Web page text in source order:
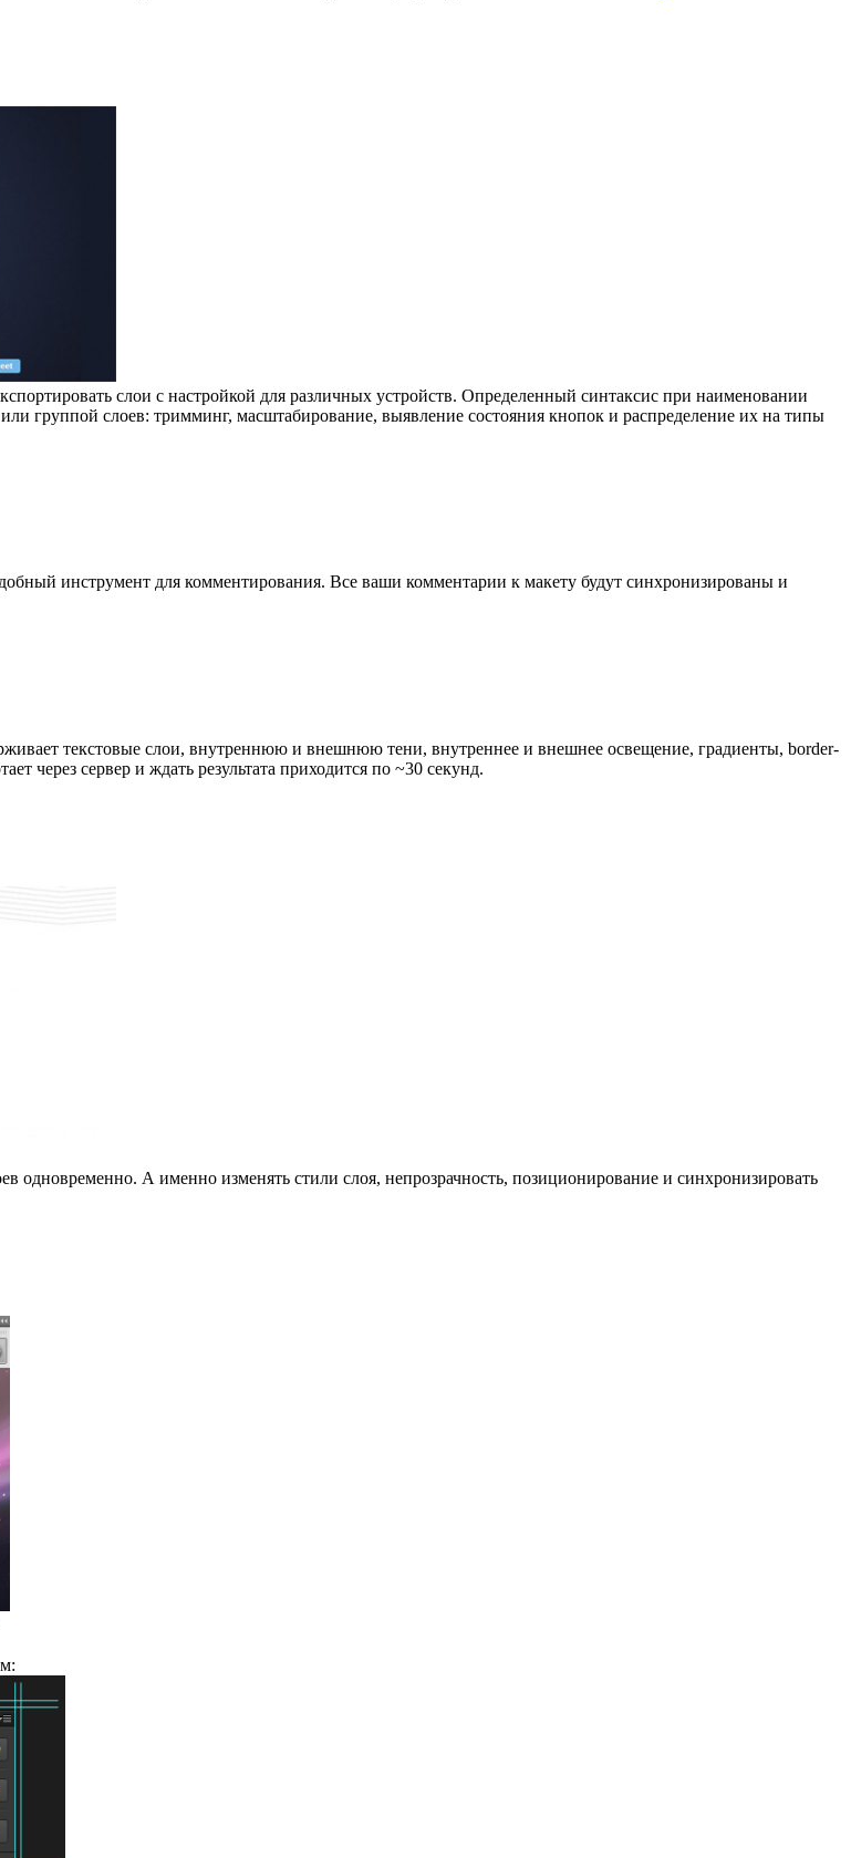
слои с настройкой для различных устройств. Определенный синтаксис при наименовании
группой слоев: тримминг, масштабирование, выявление состояния кнопок и распределение их на типы
инструмент для комментирования. Все ваши комментарии к макету будут синхронизированы и
текстовые слои, внутреннюю и внешнюю тени, внутреннее и внешнее освещение, градиенты, border-
через сервер и ждать результата приходится по ~30 секунд.
одновременно. А именно изменять стили слоя, непрозрачность, позиционирование и синхронизировать